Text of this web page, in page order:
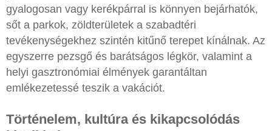
gyalogosan vagy kerékpárral is könnyen bejárhatók,
sőt a parkok, zöldterületek a szabadtéri
tevékenységekhez szintén kitűnő terepet kínálnak. Az
egyszerre pezsgő és barátságos légkör, valamint a
helyi gasztronómiai élmények garantáltan
emlékezetessé teszik a vakációt.
Történelem, kultúra és kikapcsolódás